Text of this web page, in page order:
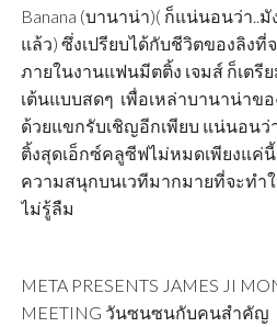
Banana (บานาน่า)( ก็แน่นอนว่า..
แล้ว) ซึ่งเปรียบได้กับชีวิตของลิงที่
ภายในงานแฟนมีตติ้ง เจมส์ ก็เตรี
เต้นแบบสดๆ เพื่อเหล่าบานาน่าข
ด้วยแขกรับเชิญอีกเพียบ แน่นอน
ติ้งสุดเอ็กซ์คลูซีฟไม่หมดเพียงแค่
ความสนุกบนเวทีมากมายที่จะทำ
ไม่รู้ลืม
META PRESENTS JAMES JI
MEETING วันซนซนกับคนสำคัญ